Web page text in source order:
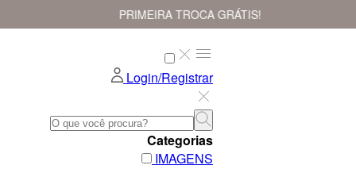
PRIMEIRA TROCA GRÁTIS!
Login/Registrar
Categorias
IMAGENS